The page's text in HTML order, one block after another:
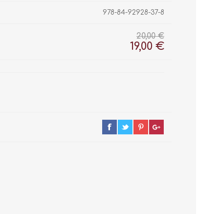
978-84-92928-37-8
20,00 €
19,00 €